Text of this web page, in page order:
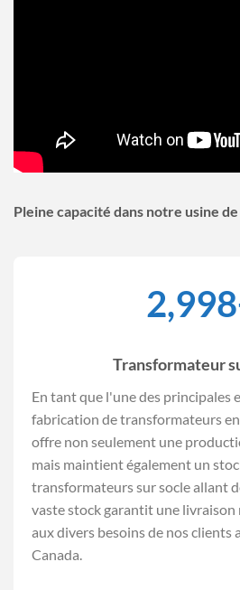
Pleine capacité dans notre usine
3,000
Transformateur
En tant que l'une des principales
fabrication de transformateurs
offre non seulement une
mais maintient également un
transformateurs sur socle allant
vaste stock garantit une
aux divers besoins de nos clients
Canada.